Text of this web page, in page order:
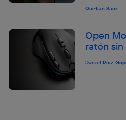
Quelian Sanz
Open
ratón sin
Daniel Ruiz-